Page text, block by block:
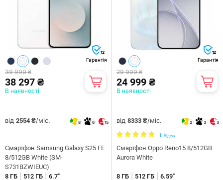
12
Гарантія
39 999 ₴
38 297 ₴
В наявності
від 2554 ₴/міс. 8 6 15
Смартфон Samsung Galaxy S25 FE
8/512GB White (SM-
S731BZWIEUC)
8 ГБ
512 ГБ 6.7"
12
Гарантія
29 999 ₴
24 999 ₴
В наявності
від 8333 ₴/міс. 2 3 3
1 Відгук
Смартфон Oppo Reno15 8/512GB
Aurora White
8 ГБ 512 ГБ 6.59"